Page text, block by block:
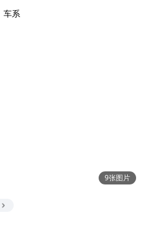
车系
9张图片